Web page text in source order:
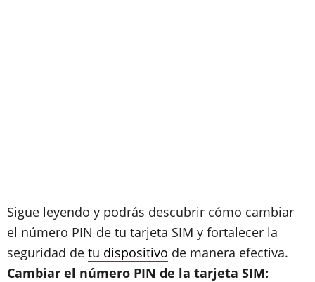
Sigue leyendo y podrás descubrir cómo cambiar
el número PIN de tu tarjeta SIM y fortalecer la
seguridad de tu dispositivo de manera efectiva.
Cambiar el número PIN de la tarjeta SIM: